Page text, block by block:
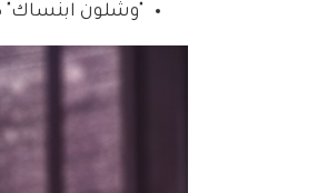
"وشلون ابنساك"